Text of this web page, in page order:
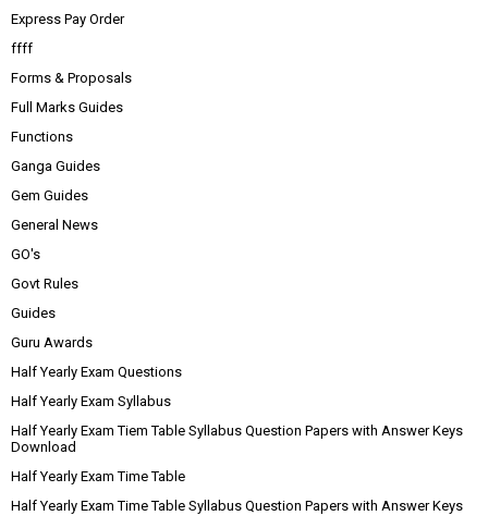
Express Pay Order
ffff
Forms & Proposals
Full Marks Guides
Functions
Ganga Guides
Gem Guides
General News
GO's
Govt Rules
Guides
Guru Awards
Half Yearly Exam Questions
Half Yearly Exam Syllabus
Half Yearly Exam Tiem Table Syllabus Question Papers with Answer Keys
Download
Half Yearly Exam Time Table
Half Yearly Exam Time Table Syllabus Question Papers with Answer Keys